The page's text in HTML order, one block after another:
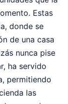
Estas
donde se
de una casa
nunca pise
ha servido
permitiendo
las